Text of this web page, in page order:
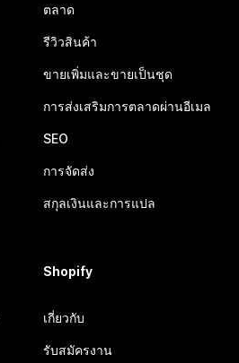
ตลาด
รีวิวสินค้า
ขายเพิ่มและขายเป็นชุด
การส่งเสริมการตลาดผ่านอีเมล
SEO
การจัดส่ง
สกุลเงินและการแปล
Shopify
เกี่ยวกับ
รับสมัครงาน